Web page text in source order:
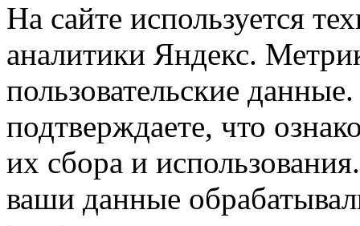
На сайте используется
аналитики Яндекс.
пользовательские
подтверждаете, что
их сбора и
ваши данные